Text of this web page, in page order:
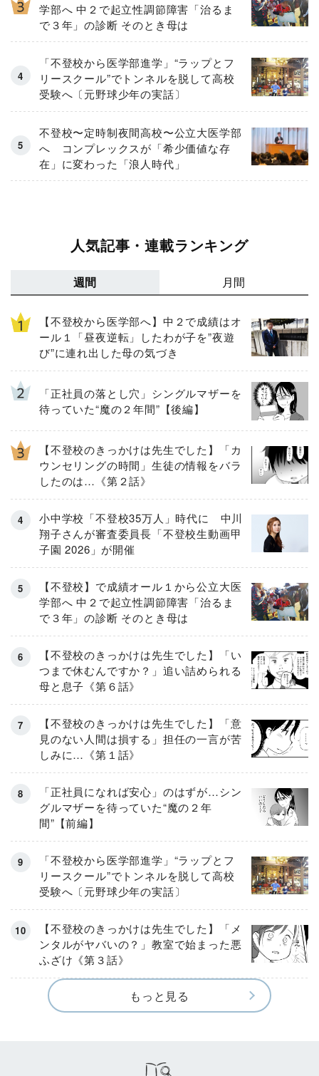
学部へ 中２で起立性調節障害「治るま
で３年」の診断 そのとき母は
「不登校から医学部進学」“ラップとフ
リースクール”でトンネルを脱して高校
受験へ〔元野球少年の実話〕
不登校〜定時制夜間高校〜公立大医学部
へ コンプレックスが「希少価値な存
在」に変わった「浪人時代」
人気記事・連載ランキング
週間 月間
【不登校から医学部へ】中２で成績はオ
ール１「昼夜逆転」したわが子を”夜遊
び”に連れ出した母の気づき
「正社員の落とし穴」シングルマザーを
待っていた“魔の２年間”【後編】
【不登校のきっかけは先生でした】「カ
ウンセリングの時間」生徒の情報をバラ
したのは…《第２話》
小中学校「不登校35万人」時代に 中川
翔子さんが審査委員長「不登校生動画甲
子園 2026」が開催
【不登校】で成績オール１から公立大医
学部へ 中２で起立性調節障害「治るま
で３年」の診断 そのとき母は
【不登校のきっかけは先生でした】「い
つまで休むんですか？」追い詰められる
母と息子《第６話》
【不登校のきっかけは先生でした】「意
見のない人間は損する」担任の一言が苦
しみに…《第１話》
「正社員になれば安心」のはずが…シン
グルマザーを待っていた“魔の２年
間”【前編】
「不登校から医学部進学」“ラップとフ
リースクール”でトンネルを脱して高校
受験へ〔元野球少年の実話〕
【不登校のきっかけは先生でした】「メ
ンタルがヤバいの？」教室で始まった悪
ふざけ《第３話》
もっと見る